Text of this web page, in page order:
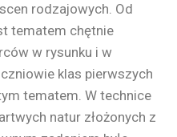
rodzajowych. Od
tematem chętnie
w rysunku i w
klas pierwszych
tematem. W technice
natur złożonych z